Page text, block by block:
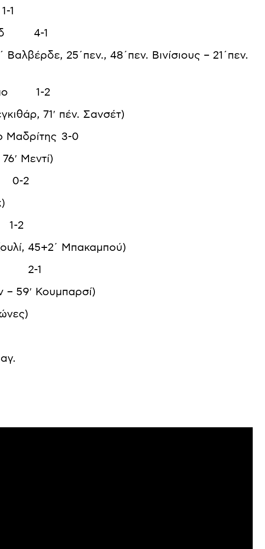
1
4-1
Βαλβέρδε, 25΄πεν., 48΄πεν. Βινίσιους – 21΄πεν.
1-2
71′ πέν. Σανσέτ)
Μαδρίτης 3-0
Μεντί)
0-2
2
45+2΄ Μπακαμπού)
1
– 59′ Κουμπαρσί)